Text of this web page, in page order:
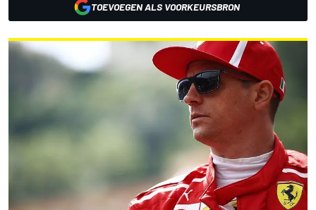
TOEVOEGEN ALS VOORKEURSBRON